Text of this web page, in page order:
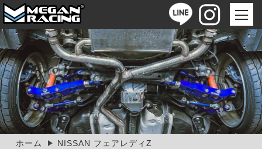
ホーム NISSAN フェアレディZ